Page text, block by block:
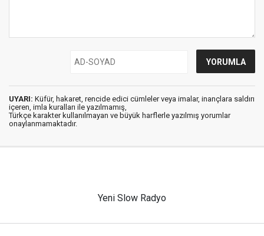
UYARI: Küfür, hakaret, rencide edici cümleler veya imalar, inançlara saldırı
içeren, imla kuralları ile yazılmamış,
Türkçe karakter kullanılmayan ve büyük harflerle yazılmış yorumlar
onaylanmamaktadır.
Yeni Slow Radyo